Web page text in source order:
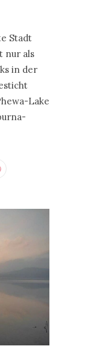
Stadt
nur als
in der
Lake